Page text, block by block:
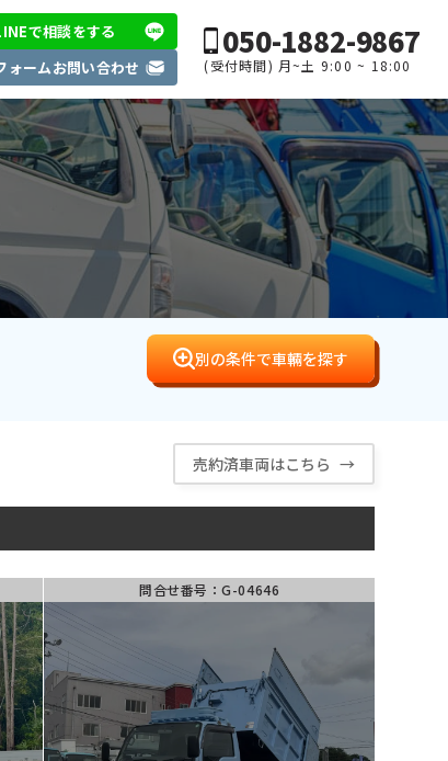
で相談をする
ォームお問い合わせ
050-1882-9867
(受付時間) 月~土 9:00 ~ 18:00
別の条件で車輛を探す
ムロール･フックロール キャリアカー･ローダー
売約済車両はこちら
問合せ番号：G-04646